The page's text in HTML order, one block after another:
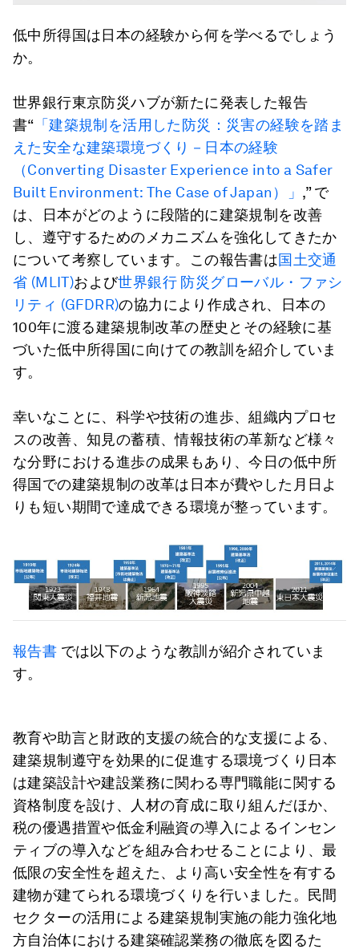
低中所得国は日本の経験から何を学べるでしょう
か。
世界銀行東京防災ハブが新たに発表した報告
書“ 「建築規制を活用した防災：災害の経験を踏ま
えた安全な建築環境づくり－日本の経験
（Converting Disaster Experience into a Safer
Built Environment: The Case of Japan）」 ,” で
は、日本がどのように段階的に建築規制を改善
し、遵守するためのメカニズムを強化してきたか
について考察しています。この報告書は国土交通
省 (MLIT)および世界銀行 防災グローバル・ファシ
リティ (GFDRR)の協力により作成され、日本の
100年に渡る建築規制改革の歴史とその経験に基
づいた低中所得国に向けての教訓を紹介していま
す。
幸いなことに、科学や技術の進歩、組織内プロセ
スの改善、知見の蓄積、情報技術の革新など様々
な分野における進歩の成果もあり、今日の低中所
得国での建築規制の改革は日本が費やした月日よ
りも短い期間で達成できる環境が整っています。
報告書 では以下のような教訓が紹介されていま
す。
教育や助言と財政的支援の統合的な支援による、
建築規制遵守を効果的に促進する環境づくり 日本
は建築設計や建設業務に関わる専門職能に関する
資格制度を設け、人材の育成に取り組んだほか、
税の優遇措置や低金利融資の導入によるインセン
ティブの導入などを組み合わせることにより、最
低限の安全性を超えた、より高い安全性を有する
建物が建てられる環境づくりを行いました。 民間
セクターの活用による建築規制実施の能力強化地
方自治体における建築確認業務の徹底を図るた